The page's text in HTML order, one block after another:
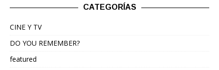
CATEGORÍAS
CINE Y TV
DO YOU REMEMBER?
featured